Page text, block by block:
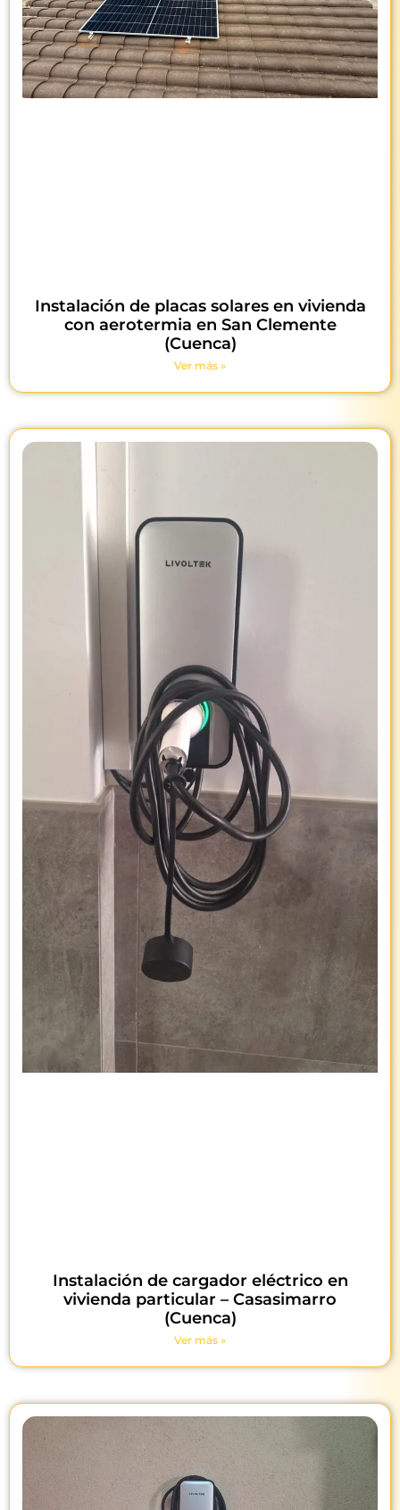
Instalación de placas solares en vivienda
con aerotermia en San Clemente
(Cuenca)
Ver más »
Instalación de cargador eléctrico en
vivienda particular – Casasimarro
(Cuenca)
Ver más »